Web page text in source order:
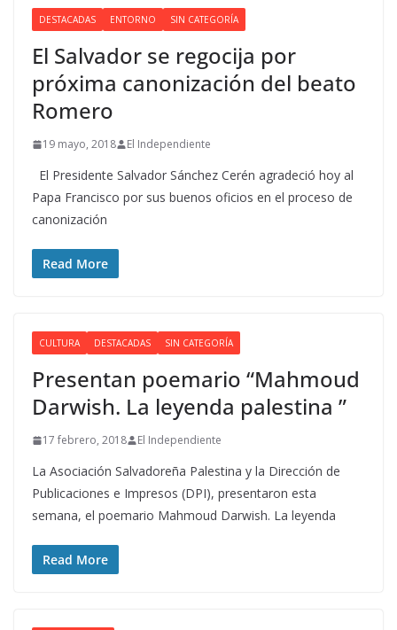
DESTACADAS ENTORNO SIN CATEGORÍA
El Salvador se regocija por
próxima canonización del beato
Romero
19 mayo, 2018 El Independiente
El Presidente Salvador Sánchez Cerén agradeció hoy al
Papa Francisco por sus buenos oficios en el proceso de
canonización
Read More
CULTURA DESTACADAS SIN CATEGORÍA
Presentan poemario “Mahmoud
Darwish. La leyenda palestina ”
17 febrero, 2018 El Independiente
La Asociación Salvadoreña Palestina y la Dirección de
Publicaciones e Impresos (DPI), presentaron esta
semana, el poemario Mahmoud Darwish. La leyenda
Read More